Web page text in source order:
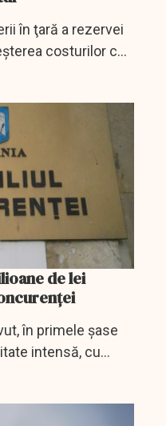
în ţară a rezervei
costurilor cu
marţi
de lei
în primele şase
intensă, cu
sectoarele